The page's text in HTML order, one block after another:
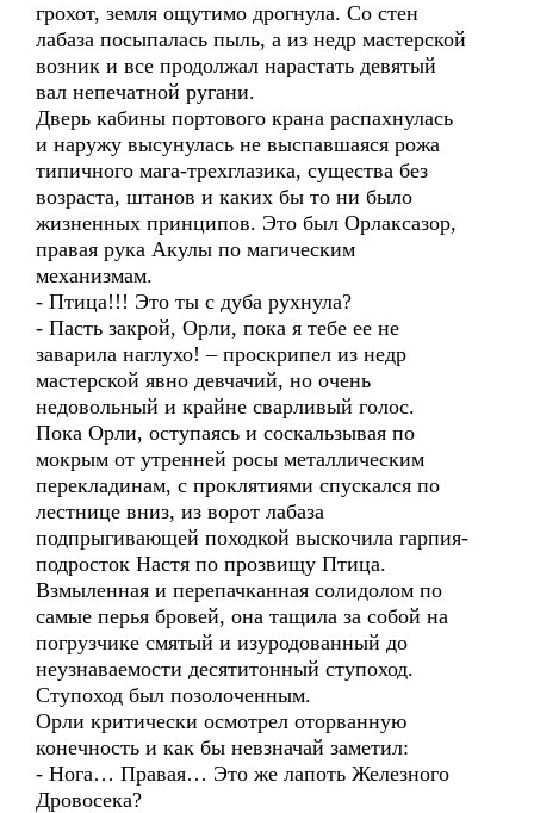
грохот, земля ощутимо дрогнула. Со стен
лабаза посыпалась пыль, а из недр мастерской
возник и все продолжал нарастать девятый
вал непечатной ругани.
Дверь кабины портового крана распахнулась
и наружу высунулась не выспавшаяся рожа
типичного мага-трехглазика, существа без
возраста, штанов и каких бы то ни было
жизненных принципов. Это был Орлаксазор,
правая рука Акулы по магическим
механизмам.
- Птица!!! Это ты с дуба рухнула?
- Пасть закрой, Орли, пока я тебе ее не
заварила наглухо! – проскрипел из недр
мастерской явно девчачий, но очень
недовольный и крайне сварливый голос.
Пока Орли, оступаясь и соскальзывая по
мокрым от утренней росы металлическим
перекладинам, с проклятиями спускался по
лестнице вниз, из ворот лабаза
подпрыгивающей походкой выскочила гарпия-
подросток Настя по прозвищу Птица.
Взмыленная и перепачканная солидолом по
самые перья бровей, она тащила за собой на
погрузчике смятый и изуродованный до
неузнаваемости десятитонный ступоход.
Ступоход был позолоченным.
Орли критически осмотрел оторванную
конечность и как бы невзначай заметил:
- Нога… Правая… Это же лапоть Железного
Дровосека?